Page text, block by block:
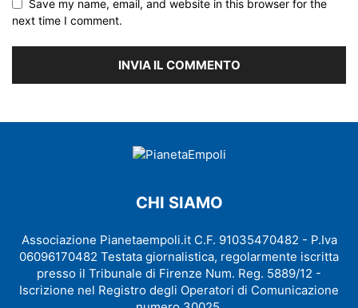
Save my name, email, and website in this browser for the
next time I comment.
CHI SIAMO
Associazione Pianetaempoli.it C.F. 91035470482 - P.Iva
06096170482 Testata giornalistica, regolarmente iscritta
presso il Tribunale di Firenze Num. Reg. 5889/12 -
Iscrizione nel Registro degli Operatori di Comunicazione